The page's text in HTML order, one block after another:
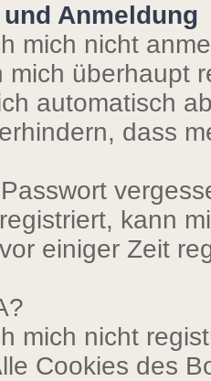
Anmeldung
mich nicht
mich überhaupt
automatisch
dass
kann
einiger Zeit
mich nicht
Cookies des